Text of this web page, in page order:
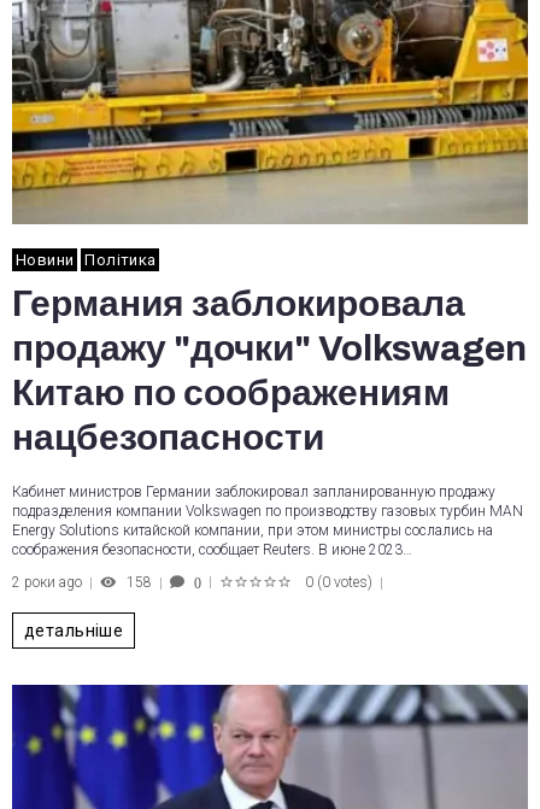
Новини Політика
Германия заблокировала
продажу "дочки" Volkswagen
Китаю по соображениям
нацбезопасности
Кабинет министров Германии заблокировал запланированную продажу
подразделения компании Volkswagen по производству газовых турбин MAN
Energy Solutions китайской компании, при этом министры сослались на
соображения безопасности, сообщает Reuters. В июне 2023…
2 роки ago
158 0 0 (0 votes)
детальніше